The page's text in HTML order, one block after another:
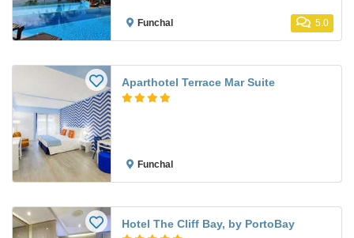
Funchal 5.0
Aparthotel Terrace Mar Suite
Funchal
Hotel The Cliff Bay, by PortoBay